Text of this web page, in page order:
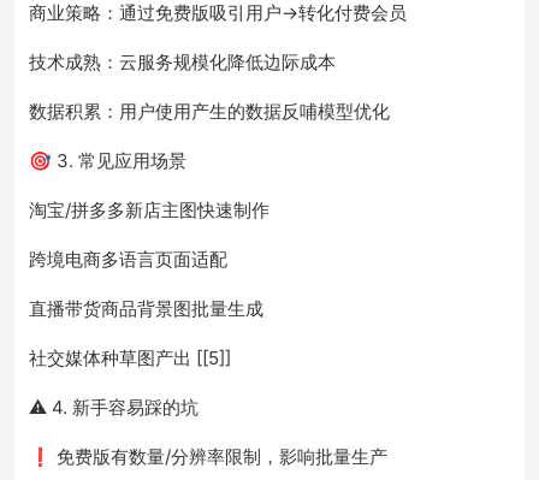
商业策略：通过免费版吸引用户→转化付费会员
技术成熟：云服务规模化降低边际成本
数据积累：用户使用产生的数据反哺模型优化
🎯 3. 常见应用场景
淘宝/拼多多新店主图快速制作
跨境电商多语言页面适配
直播带货商品背景图批量生成
社交媒体种草图产出 [[5]]
⚠️ 4. 新手容易踩的坑
❗ 免费版有数量/分辨率限制，影响批量生产